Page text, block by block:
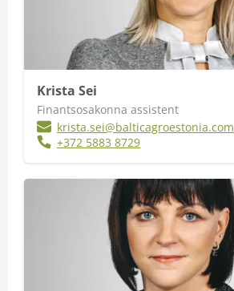
Krista Sei
Finantsosakonna assistent
krista.sei@balticagroestonia.com
+372 5883 8729